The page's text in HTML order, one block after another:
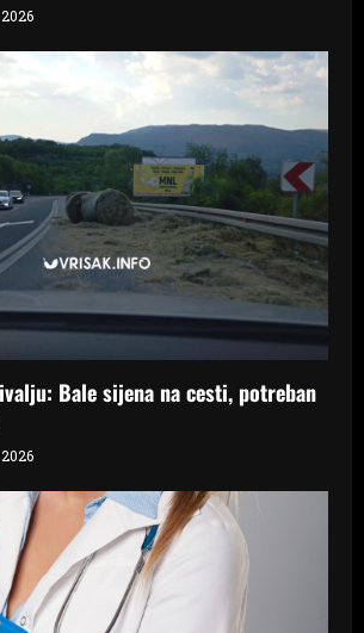
Bale sijena na cesti, potreban